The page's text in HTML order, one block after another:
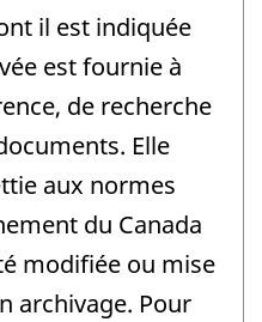
il est indiquée
est fournie à
de recherche
Elle
aux normes
du Canada
modifiée ou mise
archivage. Pour